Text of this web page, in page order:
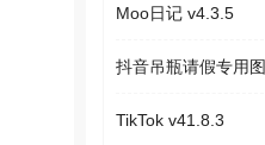
Moo日记 v4.3.5
抖音吊瓶请假专用
TikTok v41.8.3